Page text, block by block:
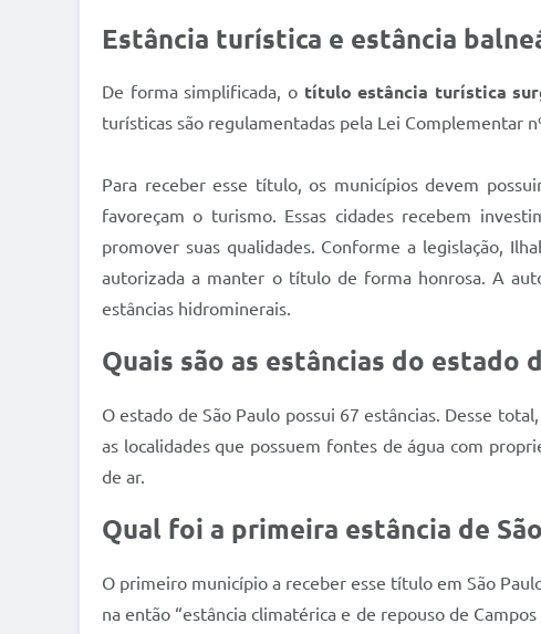
Estância turística e estância
De forma simplificada, o título estância turística
turísticas são regulamentadas pela Lei Complementar
Para receber esse título, os municípios devem
favoreçam o turismo. Essas cidades recebem
promover suas qualidades. Conforme a legislação,
autorizada a manter o título de forma honrosa. A
estâncias hidrominerais.
Quais são as estâncias do estado
O estado de São Paulo possui 67 estâncias. Desse
as localidades que possuem fontes de água com
de ar.
Qual foi a primeira estância de
O primeiro município a receber esse título em São
na então “estância climatérica e de repouso de